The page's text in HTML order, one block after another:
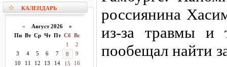
КАЛЕНДАРЬ
« Август 2026 »
Пн Вт Ср Чт Пт Сб Вс
1
2
3
4 5 6 7 8
9
10
11 12 13 14 15
16
россиянина
из-за травмы и
пообещал найти